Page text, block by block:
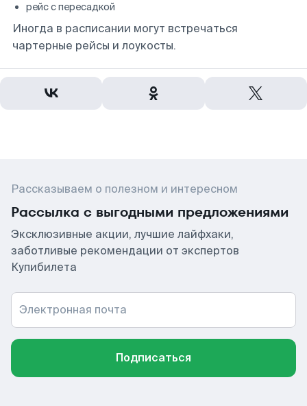
рейс с пересадкой
Иногда в расписании могут встречаться
чартерные рейсы и лоукосты.
Рассказываем о полезном и интересном
Рассылка с выгодными предложениями
Эксклюзивные акции, лучшие лайфхаки,
заботливые рекомендации от экспертов
Купибилета
Электронная почта
Подписаться